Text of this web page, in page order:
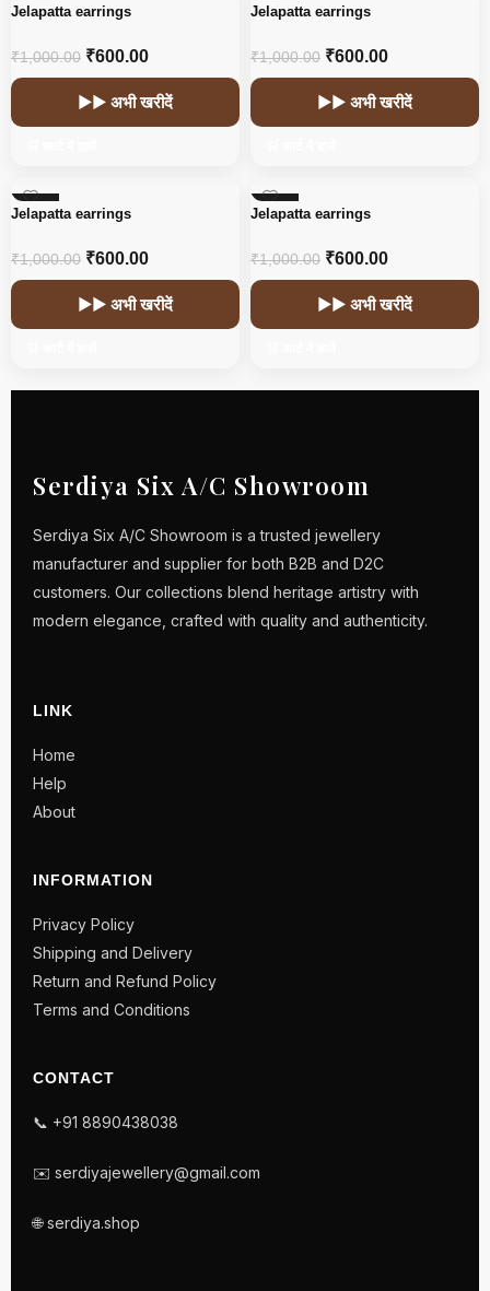
-40%
Jelapatta earrings
₹1,000.00 ₹600.00
▶▶ अभी खरीदें
-40%
Jelapatta earrings
₹1,000.00 ₹600.00
▶▶ अभी खरीदें
-40%
Jelapatta earrings
₹1,000.00 ₹600.00
▶▶ अभी खरीदें
-40%
Jelapatta earrings
₹1,000.00 ₹600.00
▶▶ अभी खरीदें
Serdiya Six A/C Showroom
Serdiya Six A/C Showroom is a trusted jewellery
manufacturer and supplier for both B2B and D2C
customers. Our collections blend heritage artistry with
modern elegance, crafted with quality and authenticity.
LINK
Home
Help
About
INFORMATION
Privacy Policy
Shipping and Delivery
Return and Refund Policy
Terms and Conditions
CONTACT
📞 +91 8890438038
✉️ serdiyajewellery@gmail.com
🌐 serdiya.shop